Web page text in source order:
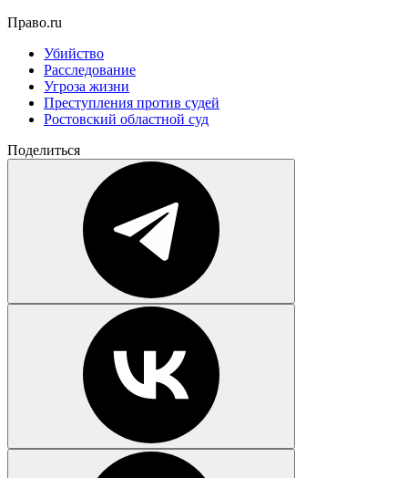
Право.ru
Убийство
Расследование
Угроза жизни
Преступления против судей
Ростовский областной суд
Поделиться